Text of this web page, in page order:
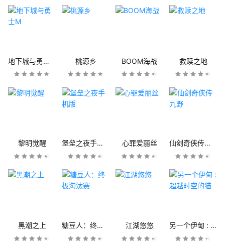
地下城与勇士M 桃源乡 BOOM海战 救赎之地
黎明觉醒 堡垒之夜手机版 心罪爱丽丝 仙剑奇侠传九野
黑潮之上 糖豆人：终极淘汰赛 江湖悠悠 另一个伊甸 : 超越时空的猫